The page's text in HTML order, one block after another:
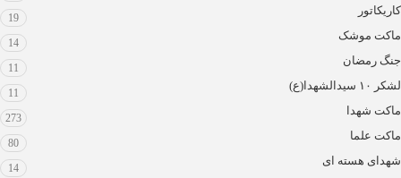
کاریکاتور
19
ماکت موشک
14
جنگ رمضان
11
لشکر ۱۰ سیدالشهدا(ع)
11
ماکت شهدا
273
ماکت علما
80
شهدای هسته ای
14